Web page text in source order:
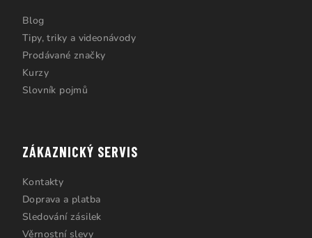
Blog
Tipy, triky a videonávody
Prodávané značky
Kurzy
Slovník pojmů
ZÁKAZNICKÝ SERVIS
Kontakty
Doprava a platba
Sledování zásilek
Věrnostní slevy